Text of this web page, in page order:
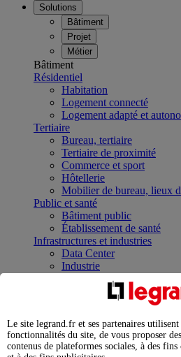
Solutions
Bâtiment
Projet
Métier
Bâtiment
Résidentiel
Habitation
Logement connecté
Logement adapté et
Tertiaire
Bureau, tertiaire
Tertiaire de proximité
Commerce et sport
Hôtellerie
Mobilier de bureau, lieux
Public et santé
Bâtiment public
Établissement de santé
Infrastructures et industries
Data Center
Industrie
Infrastructures
Contrôler et planifier le
Répartir et optimiser son
Legrand Data Center
expertises au service de
Le site legrand.fr et ses partenaires
fonctionnalités du site, de vous proposer
contenus de plateformes sociales, à des